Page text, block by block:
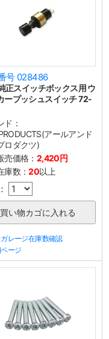
号 028486
正スイッチボックス用 ウ
ープッシュスイッチ 72-
ド：
アールアンド
ロダクツ)
売価格： 2,420円
庫数：20以上
レージ在庫数確認
ージ